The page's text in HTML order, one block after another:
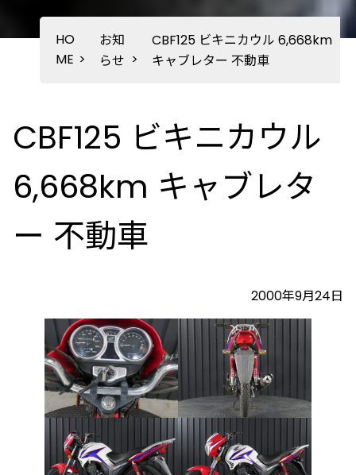
HO
ME >
お知
らせ >
CBF125 ビキニカウル 6,668km
キャブレター 不動車
CBF125 ビキニカウル
6,668km キャブレタ
ー 不動車
2000年9月24日